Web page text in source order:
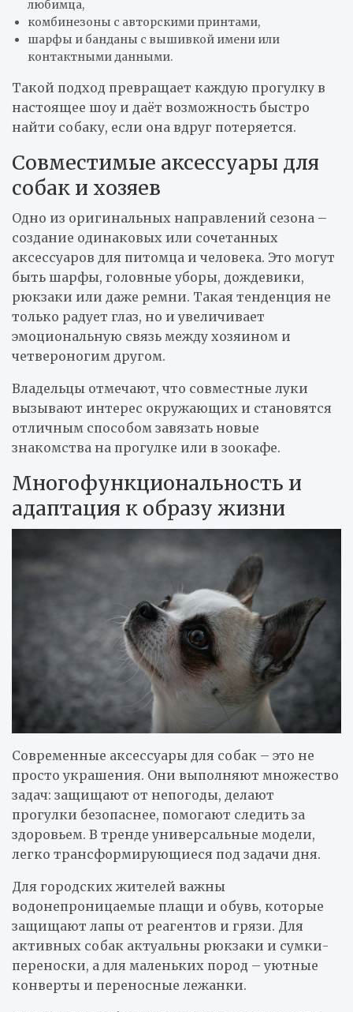
любимца,
комбинезоны с авторскими принтами,
шарфы и банданы с вышивкой имени или
контактными данными.
Такой подход превращает каждую прогулку в
настоящее шоу и даёт возможность быстро
найти собаку, если она вдруг потеряется.
Совместимые аксессуары для
собак и хозяев
Одно из оригинальных направлений сезона –
создание одинаковых или сочетанных
аксессуаров для питомца и человека. Это могут
быть шарфы, головные уборы, дождевики,
рюкзаки или даже ремни. Такая тенденция не
только радует глаз, но и увеличивает
эмоциональную связь между хозяином и
четвероногим другом.
Владельцы отмечают, что совместные луки
вызывают интерес окружающих и становятся
отличным способом завязать новые
знакомства на прогулке или в зоокафе.
Многофункциональность и
адаптация к образу жизни
Современные аксессуары для собак – это не
просто украшения. Они выполняют множество
задач: защищают от непогоды, делают
прогулки безопаснее, помогают следить за
здоровьем. В тренде универсальные модели,
легко трансформирующиеся под задачи дня.
Для городских жителей важны
водонепроницаемые плащи и обувь, которые
защищают лапы от реагентов и грязи. Для
активных собак актуальны рюкзаки и сумки-
переноски, а для маленьких пород – уютные
конверты и переносные лежанки.